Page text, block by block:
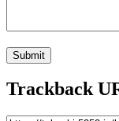
Trackback